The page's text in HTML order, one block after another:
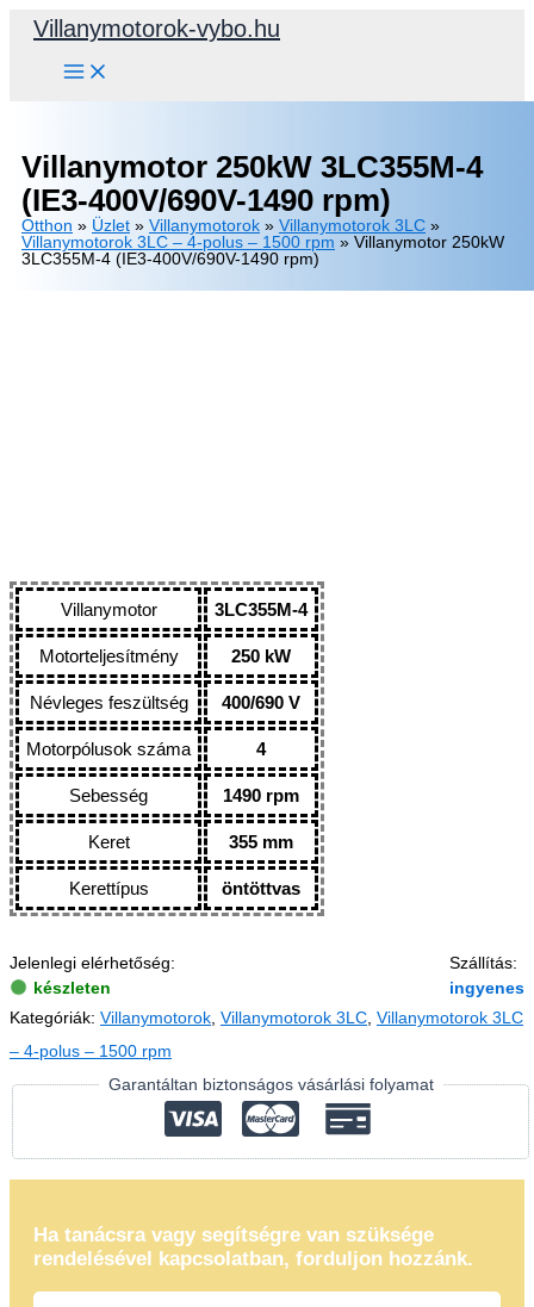
SkipVillanymotorok-vybo.hu
Villanymotor 250kW 3LC355M-4
(IE3-400V/690V-1490 rpm)
Otthon » Üzlet » Villanymotorok » Villanymotorok 3LC »
Villanymotorok 3LC – 4-polus – 1500 rpm » Villanymotor 250kW
3LC355M-4 (IE3-400V/690V-1490 rpm)
Villanymotor 3LC355M-4
Motorteljesítmény 250 kW
Névleges feszültség 400/690 V
Motorpólusok száma 4
Sebesség 1490 rpm
Keret 355 mm
Kerettípus öntöttvas
Jelenlegi elérhetőség:
készleten
Szállítás:
ingyenes
Kategóriák: Villanymotorok Villanymotorok 3LC Villanymotorok 3LC
– 4-polus – 1500 rpm
Garantáltan biztonságos vásárlási folyamat
Ha tanácsra vagy segítségre van szüksége
rendelésével kapcsolatban, forduljon hozzánk.